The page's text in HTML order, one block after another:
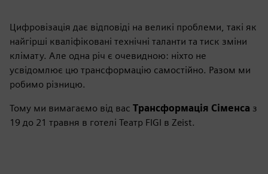
Цифровізація дає відповіді на великі проблеми, такі як
найгірші кваліфіковані технічні таланти та тиск зміни
клімату. Але одна річ є очевидною: ніхто не
усвідомлює цю трансформацію самостійно. Разом ми
робимо різницю.
Тому ми вимагаємо від вас Трансформація Сіменса з
19 до 21 травня в готелі Театр FIGI в Zeist.